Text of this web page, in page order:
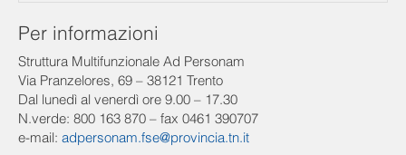
Per informazioni
Struttura Multifunzionale Ad Personam
Via Pranzelores, 69 – 38121 Trento
Dal lunedì al venerdì ore 9.00 – 17.30
N.verde: 800 163 870 – fax 0461 390707
e-mail: adpersonam.fse@provincia.tn.it